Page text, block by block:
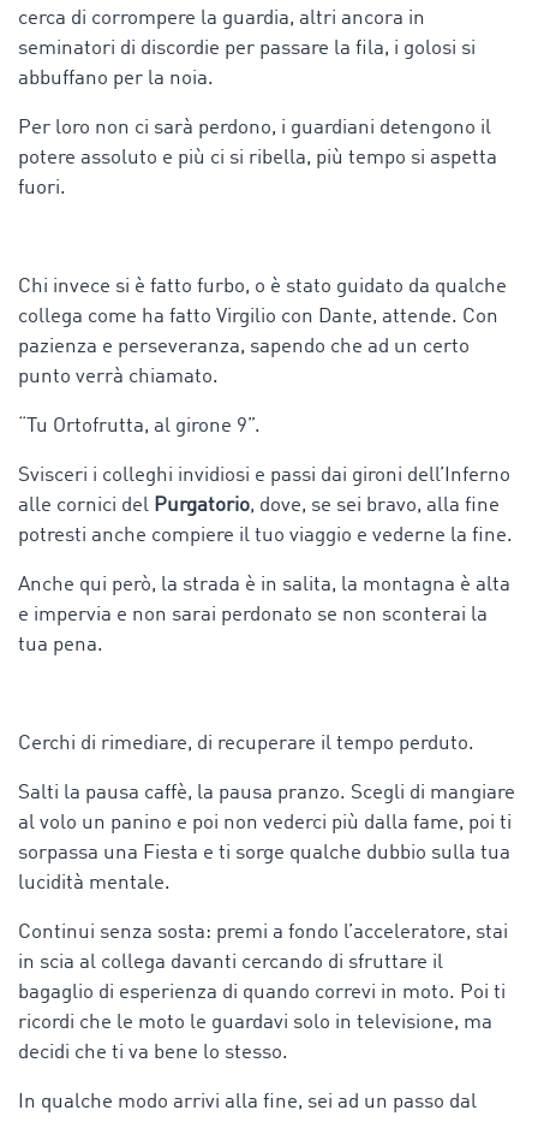
cerca di corrompere la guardia, altri ancora in
seminatori di discordie per passare la fila, i golosi si
abbuffano per la noia.
Per loro non ci sarà perdono, i guardiani detengono il
potere assoluto e più ci si ribella, più tempo si aspetta
fuori.
Chi invece si è fatto furbo, o è stato guidato da qualche
collega come ha fatto Virgilio con Dante, attende. Con
pazienza e perseveranza, sapendo che ad un certo
punto verrà chiamato.
“Tu Ortofrutta, al girone 9”.
Svisceri i colleghi invidiosi e passi dai gironi dell’Inferno
alle cornici del Purgatorio, dove, se sei bravo, alla fine
potresti anche compiere il tuo viaggio e vederne la fine.
Anche qui però, la strada è in salita, la montagna è alta
e impervia e non sarai perdonato se non sconterai la
tua pena.
Cerchi di rimediare, di recuperare il tempo perduto.
Salti la pausa caffè, la pausa pranzo. Scegli di mangiare
al volo un panino e poi non vederci più dalla fame, poi ti
sorpassa una Fiesta e ti sorge qualche dubbio sulla tua
lucidità mentale.
Continui senza sosta: premi a fondo l’acceleratore, stai
in scia al collega davanti cercando di sfruttare il
bagaglio di esperienza di quando correvi in moto. Poi ti
ricordi che le moto le guardavi solo in televisione, ma
decidi che ti va bene lo stesso.
In qualche modo arrivi alla fine, sei ad un passo dal